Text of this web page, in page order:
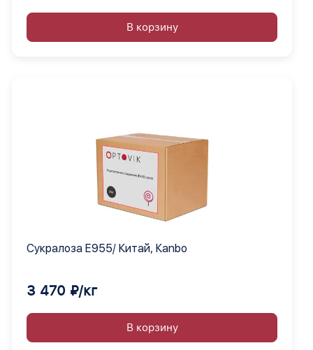
В корзину
Сукралоза Е955/ Китай, Кanbo
3 470 ₽/кг
В корзину